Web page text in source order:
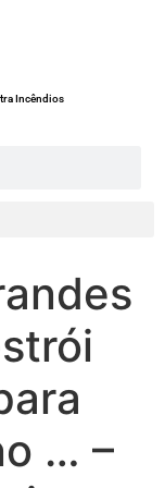
Incêndios
… –